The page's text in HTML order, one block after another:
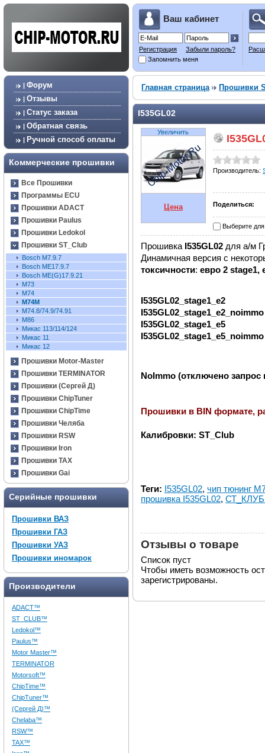
Ваш кабинет
Регистрация
Забыли пароль?
Запомнить меня
| Форум
| Отзывы
| Статус заказа
| Обратная связь
| Ручной способ оплаты
Коммерческие прошивки
Все Прошивки
Программы ECU
Прошивки ADACT
Прошивки Paulus
Прошивки Ledokol
Прошивки ST_Club
Bosch М7.9.7
Bosch ME17.9.7
Bosch ME(G)17.9.21
М73
M74
M74M
М74.8/74.9/74.91
M86
Микас 113/114/124
Микас 11
Микас 12
Прошивки Motor-Master
Прошивки TERMINATOR
Прошивки (Сергей Д)
Прошивки ChipTuner
Прошивки ChipTime
Прошивки Челяба
Прошивки RSW
Прошивки Iron
Прошивки TAX
Прошивки Gai
Серийные прошивки
Прошивки ВАЗ
Прошивки ГАЗ
Прошивки УАЗ
Прошивки иномарок
Производители
ADACT™
ST_CLUB™
Ledokol™
Paulus™
Motor Master™
TERMINATOR
Motorsoft™
ChipTime™
ChipTuner™
(Сергей Д)™
Chelaba™
RSW™
TAX™
Главная страница Прошивки
I535GL02
Увеличить
Цена
Производитель:
Поделиться:
Выберите
Прошивка I535GL02 для а/м
Динамичная версия с
токсичности: евро 2 stage1,
I535GL02_stage1_e2
I535GL02_stage1_e2_noimmo
I535GL02_stage1_e5
I535GL02_stage1_e5_noimmo
NoImmo (отключено
Прошивки в BIN формате,
Калибровки: ST_Club
Теги: I535GL02, чип тюнинг
прошивка I535GL02, СТ_КЛУБ
Отзывы о товаре
Список пуст
Чтобы иметь возможность
зарегистрированы.